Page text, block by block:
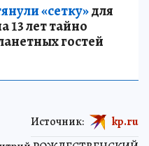
«сетку»для
13 лет тайно
гостей
Источник: kp.ru